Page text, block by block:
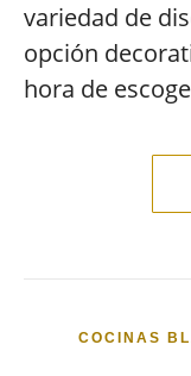
variedad de
opción
hora de
COCINAS